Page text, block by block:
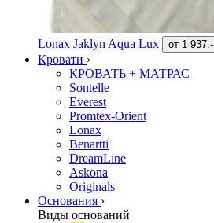
Lonax Jaklyn Aqua Lux от 1 937.-
Кровати ›
КРОВАТЬ + МАТРАС
Sontelle
Everest
Promtex-Orient
Lonax
Benartti
DreamLine
Askona
Originals
Основания ›
Виды оснований